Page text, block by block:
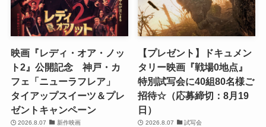
映画『レディ・オア・ノッ
ト2』公開記念 神戸・カ
フェ「ニューラフレア」
タイアップスイーツ＆プレ
ゼントキャンペーン
2026.8.07 新作映画
【プレゼント】ドキュメン
タリー映画『戦場0地点』
特別試写会に40組80名様ご
招待☆（応募締切：8月19
日）
2026.8.07 試写会